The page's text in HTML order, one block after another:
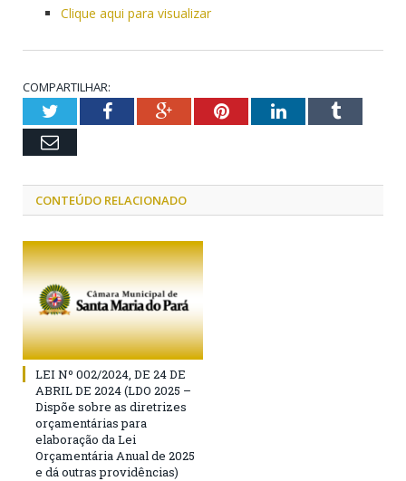
Clique aqui para visualizar
COMPARTILHAR:
TwitterFacebookGoogle+PinterestLinkedInTumblr
Email
CONTEÚDO RELACIONADO
LEI Nº 002/2024, DE 24 DE
ABRIL DE 2024 (LDO 2025 –
Dispõe sobre as diretrizes
orçamentárias para
elaboração da Lei
Orçamentária Anual de 2025
e dá outras providências)